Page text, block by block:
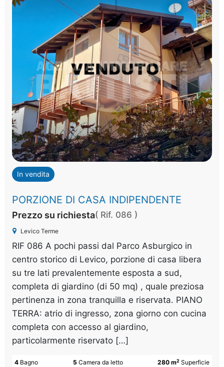
In vendita
PORZIONE DI CASA INDIPENDENTE
Prezzo su richiesta( Rif. 086 )
Levico Terme
RIF 086 A pochi passi dal Parco Asburgico in
centro storico di Levico, porzione di casa libera
su tre lati prevalentemente esposta a sud,
completa di giardino (di 50 mq) , quale preziosa
pertinenza in zona tranquilla e riservata. PIANO
TERRA: atrio di ingresso, zona giorno con cucina
completa con accesso al giardino,
particolarmente riservato […]
280 m2 Superficie
5 Camera da letto
4 Bagno